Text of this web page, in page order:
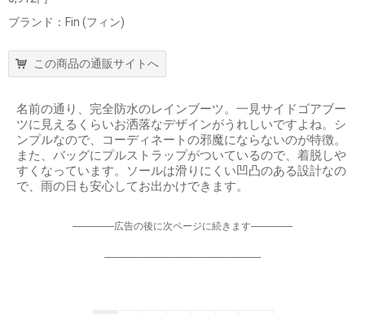
ブランド：Fin (フィン)
この商品の通販サイトへ
名前の通り、完全防水のレインブーツ。一見サイドゴアブー
ツに見えるくらいお洒落なデザインがうれしいですよね。シ
ンプルなので、コーディネートの邪魔にならないのが特徴。
また、バッグにプルストラップがついているので、着脱しや
すくなっています。ソールは滑りにくい凹凸のある設計なの
で、雨の日も安心してお出かけできます。
-----------------広告の後に次ページに続きます-----------------
----------------------------------------------------------------